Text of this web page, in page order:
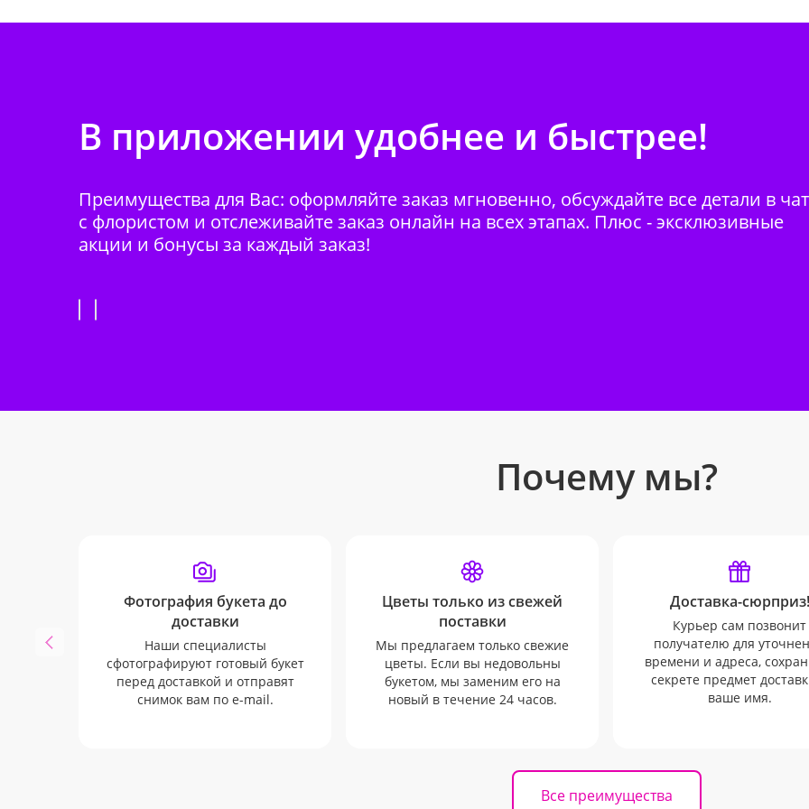
В приложении удобнее и быстрее!
Преимущества для Вас: оформляйте заказ мгновенно, обсуждайте все детали в
с флористом и отслеживайте заказ онлайн на всех этапах. Плюс - эксклюзивные
акции и бонусы за каждый заказ!
Почему мы?
Фотография букета до
доставки
Наши специалисты
сфотографируют готовый букет
перед доставкой и отправят
снимок вам по e-mail.
Цветы только из свежей
поставки
Мы предлагаем только свежие
цветы. Если вы недовольны
букетом, мы заменим его на
новый в течение 24 часов.
Доставка-сюрприз!
Курьер сам позвонит
получателю для
времени и адреса,
секрете предмет
ваше имя.
Все преимущества